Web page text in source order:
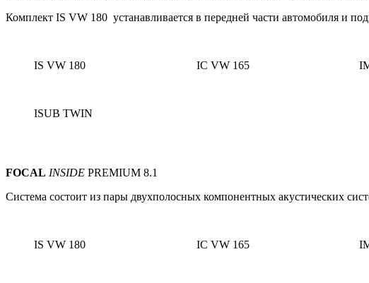
Комплект IS VW 180 устанавливается в передней части автомобиля и
IS VW 180 IC VW 165
ISUB TWIN
FOCAL INSIDE PREMIUM 8.1
Система состоит из пары двухполосных компонентных акустических
IS VW 180 IC VW 165